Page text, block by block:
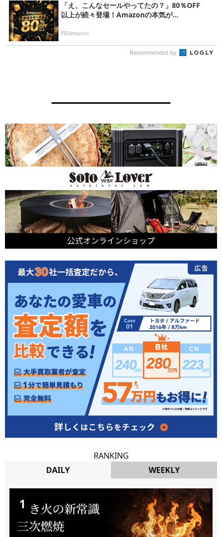
「え、こんなセールやってたの？」80％OFF
以上が続々登場！Amazonの本気が...
PR(Amazon)
Recommended by
RANKING
DAILY
WEEKLY